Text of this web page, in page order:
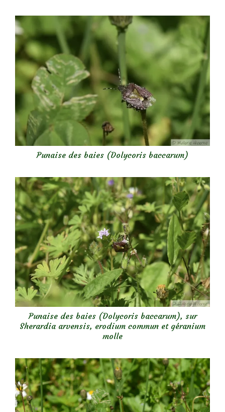
Punaise des baies (Dolycoris baccarum)
Punaise des baies (Dolycoris baccarum), sur
Sherardia arvensis, erodium commun et géranium
molle